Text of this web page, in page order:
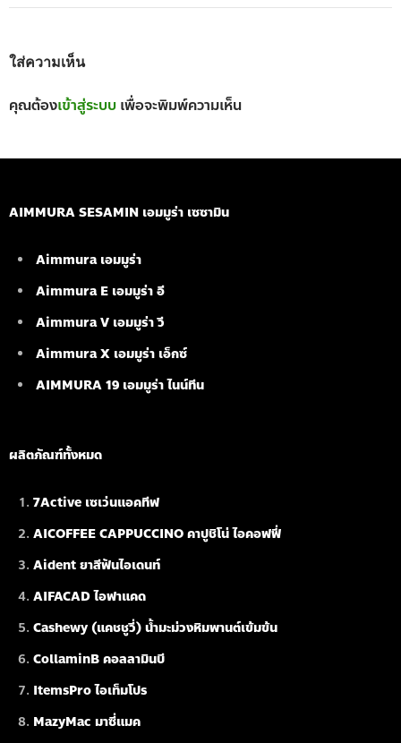
ใส่ความเห็น
คุณต้องเข้าสู่ระบบ เพื่อจะพิมพ์ความเห็น
AIMMURA SESAMIN เอมมูร่า เซซามิน
Aimmura เอมมูร่า
Aimmura E เอมมูร่า อี
Aimmura V เอมมูร่า วี
Aimmura X เอมมูร่า เอ็กซ์
AIMMURA 19 เอมมูร่า ไนน์ทีน
ผลิตภัณฑ์ทั้งหมด
7Active เซเว่นแอคทีฟ
AICOFFEE CAPPUCCINO คาปูชิโน่ ไอคอฟฟี่
Aident ยาสีฟันไอเดนท์
AIFACAD ไอฟาแคด
Cashewy (แคชชูวี่) น้ำมะม่วงหิมพานต์เข้มข้น
CollaminB คอลลามินบี
ItemsPro ไอเท็มโปร
MazyMac มาซี่แมค